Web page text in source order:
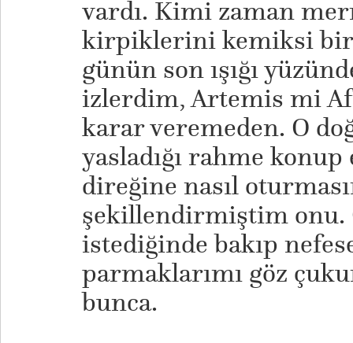
vardı. Kimi zaman
kirpiklerini kemiksi bir
günün son ışığı
izlerdim, Artemis mi
karar veremeden. O
yasladığı rahme
direğine nasıl
şekillendirmiştim onu.
istediğinde bakıp
parmaklarımı göz
bunca.